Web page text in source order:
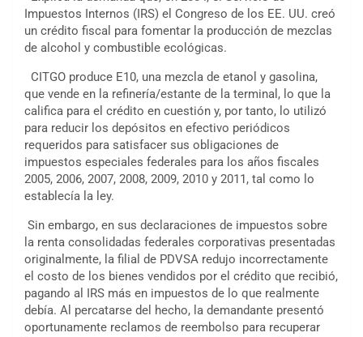
Impuestos Internos (IRS) el Congreso de los EE. UU. creó
un crédito fiscal para fomentar la producción de mezclas
de alcohol y combustible ecológicas.
CITGO produce E10, una mezcla de etanol y gasolina,
que vende en la refinería/estante de la terminal, lo que la
califica para el crédito en cuestión y, por tanto, lo utilizó
para reducir los depósitos en efectivo periódicos
requeridos para satisfacer sus obligaciones de
impuestos especiales federales para los años fiscales
2005, 2006, 2007, 2008, 2009, 2010 y 2011, tal como lo
establecía la ley.
Sin embargo, en sus declaraciones de impuestos sobre
la renta consolidadas federales corporativas presentadas
originalmente, la filial de PDVSA redujo incorrectamente
el costo de los bienes vendidos por el crédito que recibió,
pagando al IRS más en impuestos de lo que realmente
debía. Al percatarse del hecho, la demandante presentó
oportunamente reclamos de reembolso para recuperar